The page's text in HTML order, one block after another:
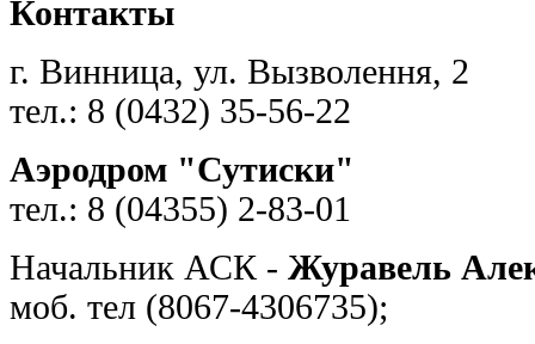
Контакты
г. Винница, ул. Вызволення, 2
тел.: 8 (0432) 35-56-22
Аэродром "Сутиски"
тел.: 8 (04355) 2-83-01
Начальник АСК - Журавель
моб. тел (8067-4306735);